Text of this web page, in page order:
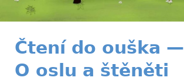
Čtení do ouška —
O oslu a štěněti